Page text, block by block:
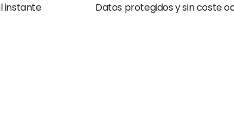
instante Datos protegidos y sin coste